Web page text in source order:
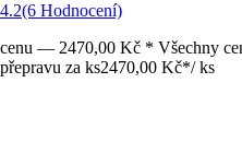
4.2(6 Hodnocení)
cenu — 2470,00 Kč * Všechny
přepravu za ks2470,00 Kč*/ ks